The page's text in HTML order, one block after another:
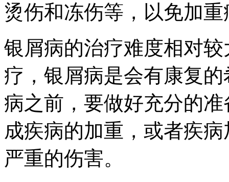
烫伤和冻伤等，以免加重
银屑病的治疗难度相对
疗，银屑病是会有康复
病之前，要做好充分的
成疾病的加重，或者疾
严重的伤害。